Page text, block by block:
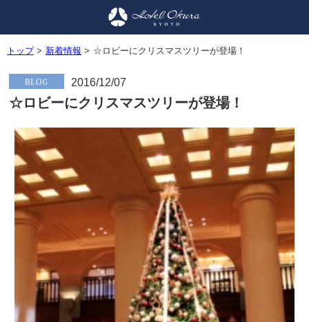
トップ> 新着情報 > ☆ロビーにクリスマスツリーが登場！
2016/12/07
☆ロビーにクリスマスツリーが登場！